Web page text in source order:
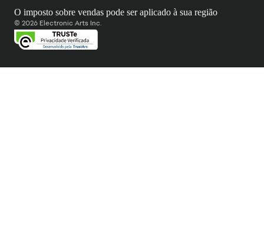
O imposto sobre vendas pode ser aplicado à sua região
© 2026 Electronic Arts Inc.